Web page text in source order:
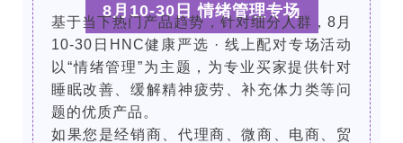
8月10-30日 情绪管理专场
基于当下热门产品趋势，针对细分人群，8月
10-30日HNC健康严选 · 线上配对专场活动
以“情绪管理”为主题，为专业买家提供针对
睡眠改善、缓解精神疲劳、补充体力类等问
题的优质产品。
如果您是经销商、代理商、微商、电商、贸